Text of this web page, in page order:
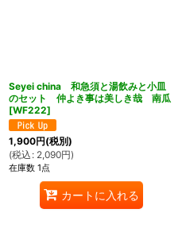
Seyei china 和急須と湯飲みと小皿
のセット 仲よき事は美しき哉 南瓜
[WF222]
1,900円(税別)
(税込 : 2,090円)
在庫数 1点
カートに入れる